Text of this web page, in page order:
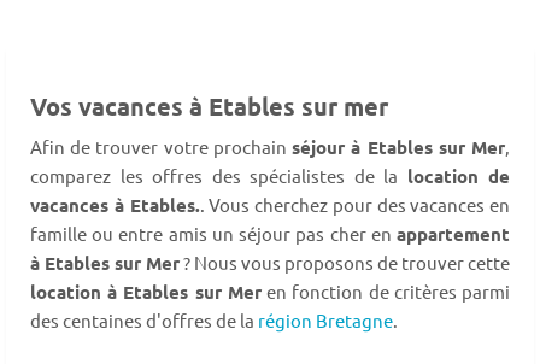
Vos vacances à Etables sur mer
Afin de trouver votre prochainséjour à Etables sur Mer,
comparez les offres des spécialistes de la location de
vacances à Etables.. Vous cherchez pour des vacances en
famille ou entre amis un séjour pas cher en appartement
à Etables sur Mer? Nous vous proposons de trouver cette
location à Etables sur Meren fonction de critères parmi
des centaines d'offres de la région Bretagne.